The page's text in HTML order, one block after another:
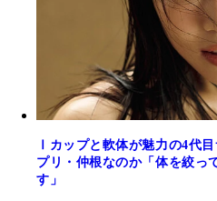
Ⅰカップと軟体が魅力の4代
プリ・仲根なのか「体を絞
す」